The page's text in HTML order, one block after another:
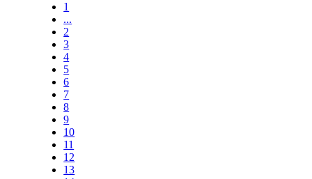
1
...
2
3
4
5
6
7
8
9
10
11
12
13